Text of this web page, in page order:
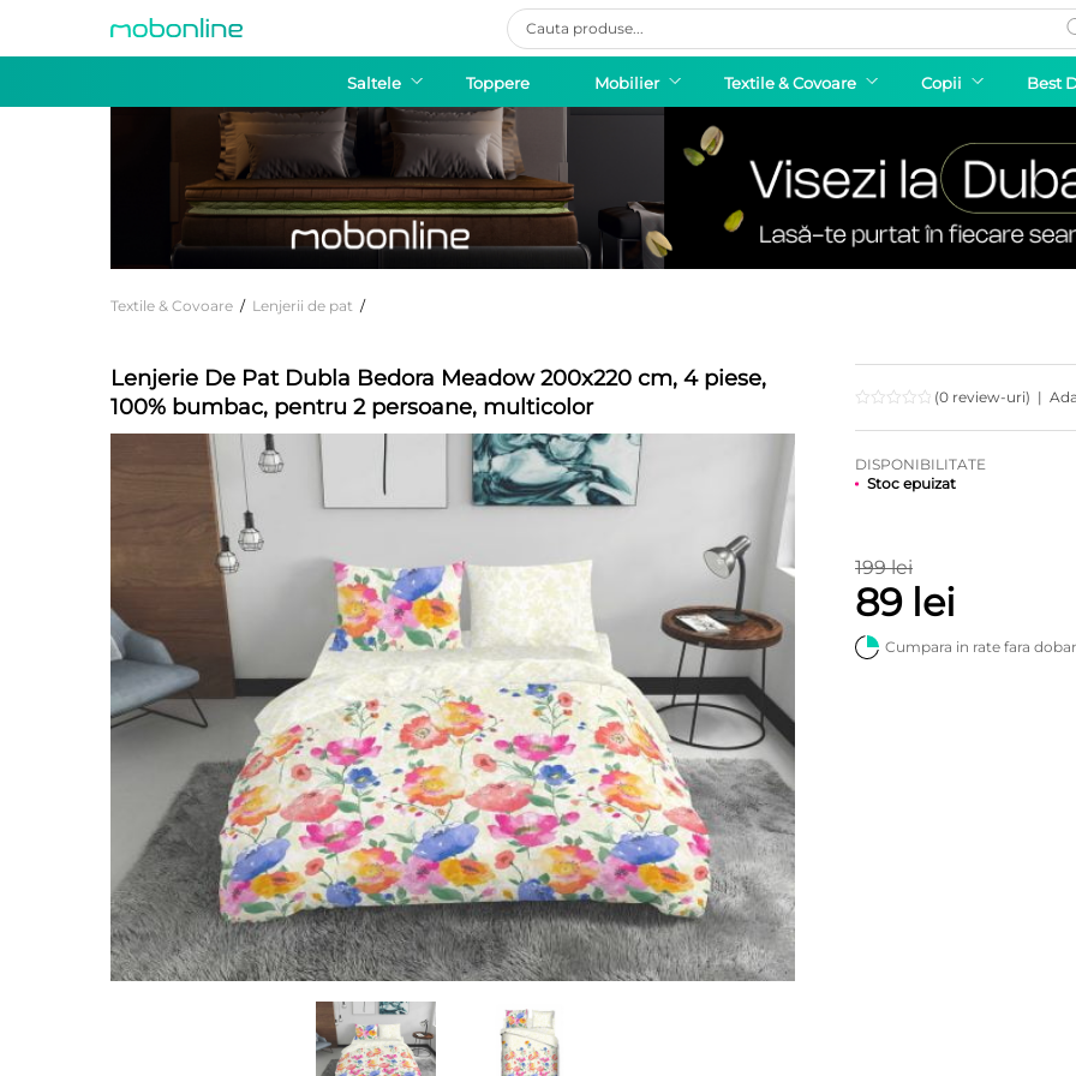
Products
search
Saltele Toppere Mobilier Textile & Covoare Copii Best
Textile & Covoare / Lenjerii de pat /
Lenjerie De Pat Dubla Bedora Meadow 200x220 cm, 4 piese,
100% bumbac, pentru 2 persoane, multicolor
(0 review-uri) |
DISPONIBILITATE
Stoc epuizat
199 lei
89 lei
Cumpara in rate fara